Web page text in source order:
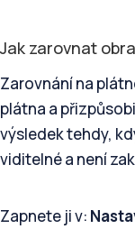
Jak zarovnat
Zarovnání na
plátna a
výsledek tehdy,
viditelné a není
Zapnete ji v: